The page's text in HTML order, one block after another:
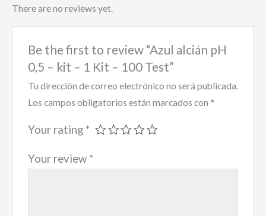
There are no reviews yet.
Be the first to review “Azul alcián pH
0,5 – kit – 1 Kit – 100 Test”
Tu dirección de correo electrónico no será publicada.
Los campos obligatorios están marcados con *
Your rating *
Your review *